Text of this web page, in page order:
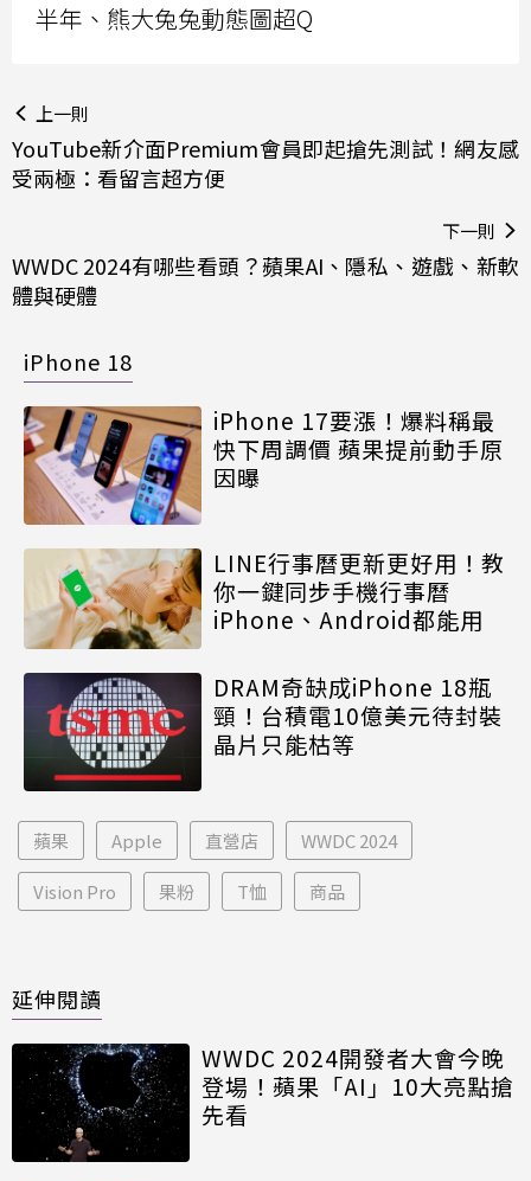
半年、熊大兔兔動態圖超Q
上一則
YouTube新介面Premium會員即起搶先測試！網友感
受兩極：看留言超方便
下一則
WWDC 2024有哪些看頭？蘋果AI、隱私、遊戲、新軟
體與硬體
iPhone 18
iPhone 17要漲！爆料稱最
快下周調價 蘋果提前動手原
因曝
LINE行事曆更新更好用！教
你一鍵同步手機行事曆
iPhone、Android都能用
DRAM奇缺成iPhone 18瓶
頸！台積電10億美元待封裝
晶片只能枯等
蘋果 Apple 直營店 WWDC 2024
Vision Pro 果粉 T恤 商品
延伸閱讀
WWDC 2024開發者大會今晚
登場！蘋果「AI」10大亮點搶
先看